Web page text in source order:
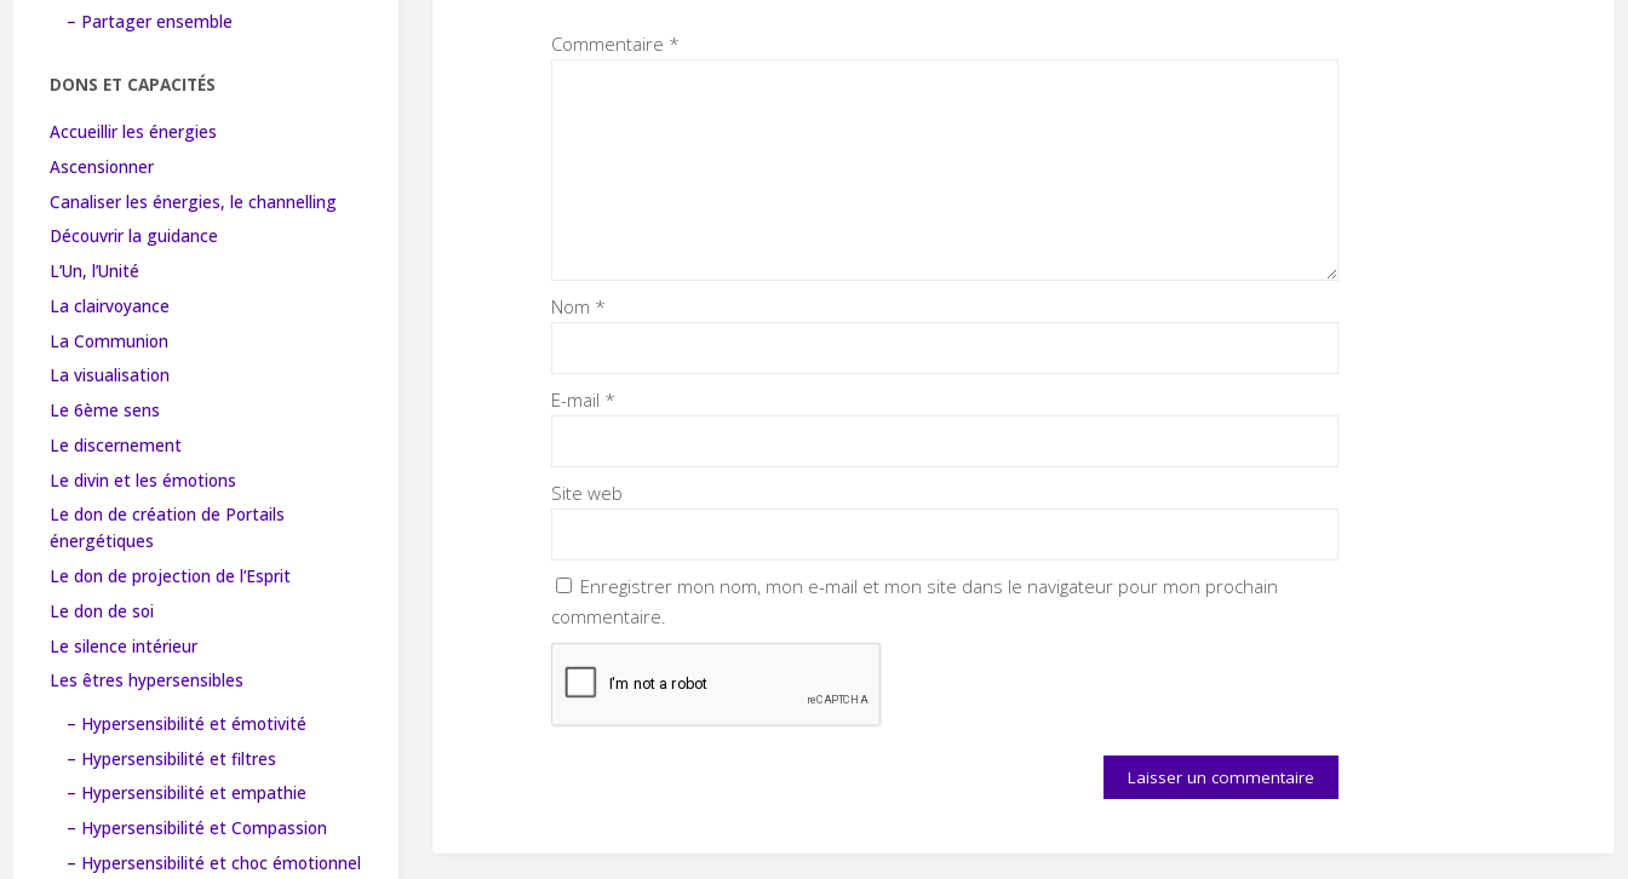
Commentaire *
Nom *
E-mail *
Site web
Enregistrer mon nom, mon e-mail et mon site dans le navigateur pour mon prochain
commentaire.
– Partager ensemble
DONS ET CAPACITÉS
Accueillir les énergies
Ascensionner
Canaliser les énergies, le channelling
Découvrir la guidance
L’Un, l’Unité
La clairvoyance
La Communion
La visualisation
Le 6ème sens
Le discernement
Le divin et les émotions
Le don de création de Portails
énergétiques
Le don de projection de l’Esprit
Le don de soi
Le silence intérieur
Les êtres hypersensibles
– Hypersensibilité et émotivité
– Hypersensibilité et filtres
– Hypersensibilité et empathie
– Hypersensibilité et Compassion
– Hypersensibilité et choc émotionnel